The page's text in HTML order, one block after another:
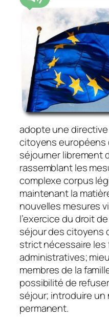
adopte une
citoyens européens
séjourner librement
rassemblant les
complexe corpus
maintenant la
nouvelles mesures
l’exercice du droit
séjour des citoyens
strict nécessaire les
administratives;
membres de la
possibilité de
séjour; introduire
permanent.